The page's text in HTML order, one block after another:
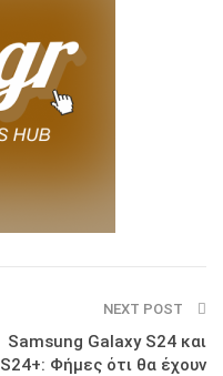
NEXT POST
Samsung Galaxy S24 και
S24+: Φήμες ότι θα έχουν